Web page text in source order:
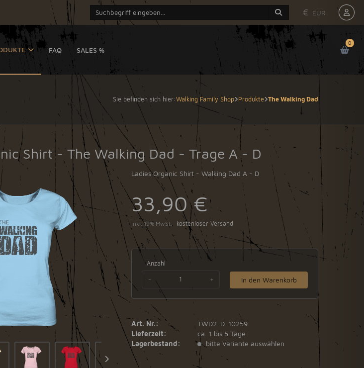
€ EUR
FAQ SALES %
0
Sie befinden sich hier:Walking Family Shop Produkte The Walking Dad
Shirt - The Walking Dad - Trage A - D
Ladies Organic Shirt - Walking Dad A - D
33,90 €
inkl. 19% MwSt. kostenloser Versand
Anzahl
- + In den Warenkorb
Art. Nr.:
TWD2-D-10259
Lieferzeit:
ca. 1 bis 5 Tage
Lagerbestand:
bitte Variante auswählen